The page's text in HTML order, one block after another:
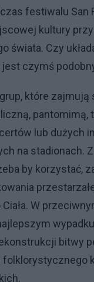
festiwalu San
kultury
świata. Czy
czymś
które zajmują
pantomimą,
lub dużych
na stadionach.
by korzystać,
W
bitwy
folklorystycznego